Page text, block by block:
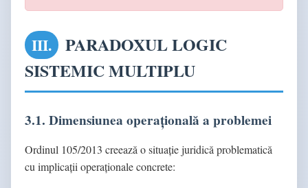
III.
PARADOXUL LOGIC
SISTEMIC MULTIPLU
3.1. Dimensiunea operațională a problemei
Ordinul 105/2013 creează o situație juridică problematică
cu implicații operaționale concrete: